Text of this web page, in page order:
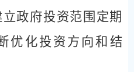
政府投资范围定期
优化投资方向和结